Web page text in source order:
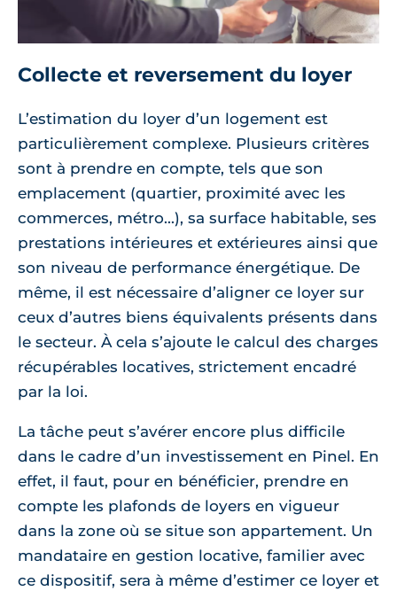
Collecte et reversement du loyer
L’estimation du loyer d’un logement est
particulièrement complexe. Plusieurs critères
sont à prendre en compte, tels que son
emplacement (quartier, proximité avec les
commerces, métro...), sa surface habitable, ses
prestations intérieures et extérieures ainsi que
son niveau de performance énergétique. De
même, il est nécessaire d’aligner ce loyer sur
ceux d’autres biens équivalents présents dans
le secteur. À cela s’ajoute le calcul des charges
récupérables locatives, strictement encadré
par la loi.
La tâche peut s’avérer encore plus difficile
dans le cadre d’un investissement en Pinel. En
effet, il faut, pour en bénéficier, prendre en
compte les plafonds de loyers en vigueur
dans la zone où se situe son appartement. Un
mandataire en gestion locative, familier avec
ce dispositif, sera à même d’estimer ce loyer et